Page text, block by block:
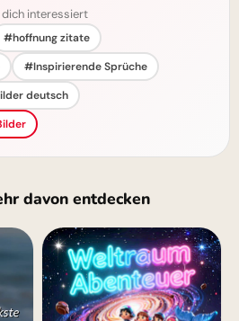
dich interessiert
#hoffnung zitate
#Inspirierende Sprüche
deutsch
davon entdecken
Wolken für Instagram